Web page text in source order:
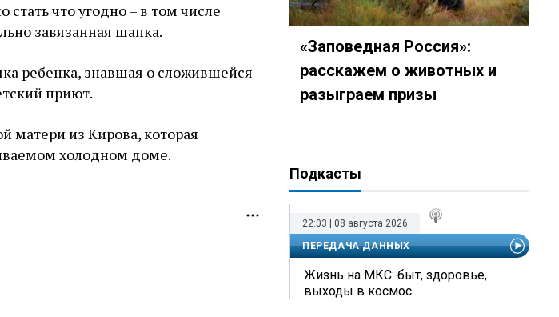
что угодно – в том числе
завязанная шапка.
ребенка, знавшая о сложившейся
приют.
матери из Кирова, которая
холодном доме.
«Заповедная Россия»:
расскажем о животных и
разыграем призы
Подкасты
22:03 | 08 августа 2026
ПЕРЕДАЧА ДАННЫХ
Жизнь на МКС: быт, здоровье,
выходы в космос